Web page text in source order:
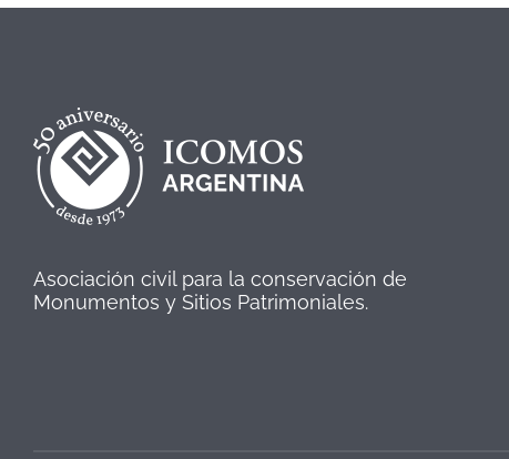
Asociación civil para la conservación de
Monumentos y Sitios Patrimoniales.